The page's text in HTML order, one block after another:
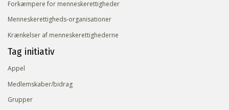
Forkæmpere for menneskerettigheder
Menneskerettigheds-organisationer
Krænkelser af menneskerettighederne
Tag initiativ
Appel
Medlemskaber/bidrag
Grupper